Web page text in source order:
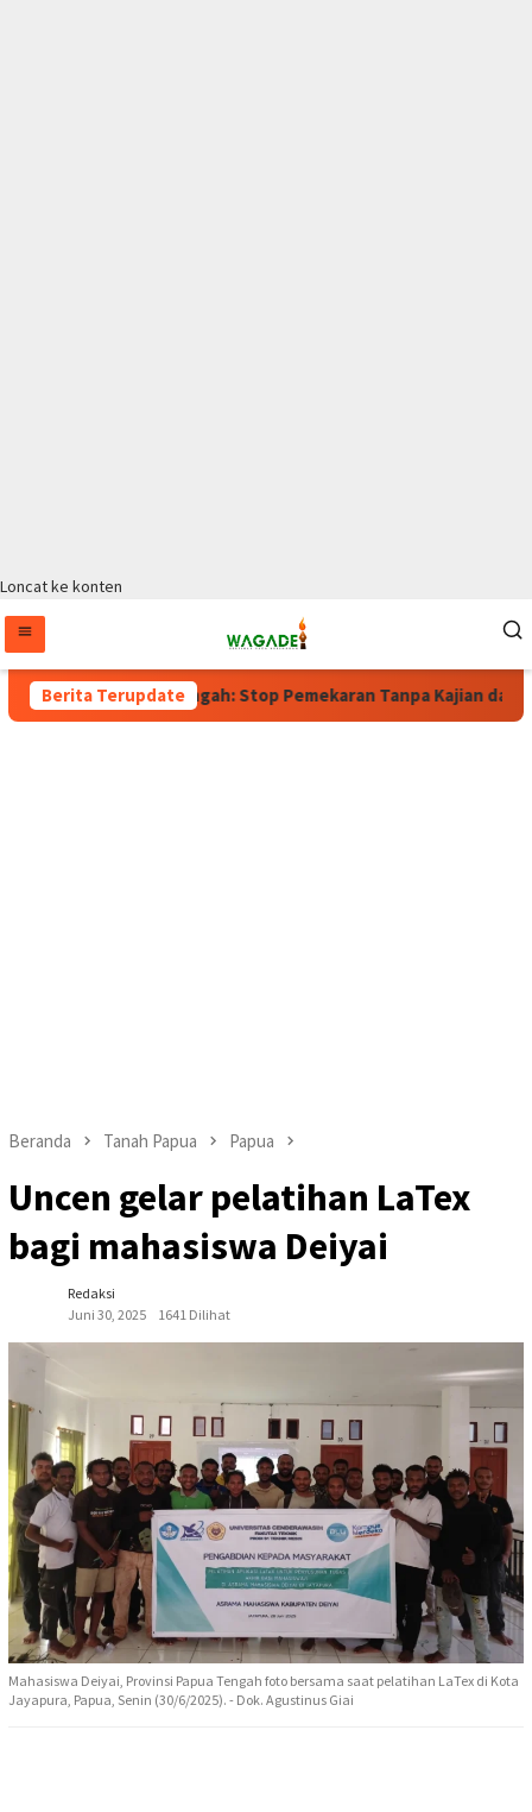
Loncat ke konten
Berita Terupdate
Papua Tengah: Stop Pemekaran Tanpa Kajian dari BRIN
Beranda Tanah Papua Papua
Uncen gelar pelatihan LaTex
bagi mahasiswa Deiyai
Redaksi
Juni 30, 2025
1641 Dilihat
Mahasiswa Deiyai, Provinsi Papua Tengah foto bersama saat pelatihan LaTex di Kota
Jayapura, Papua, Senin (30/6/2025). - Dok. Agustinus Giai